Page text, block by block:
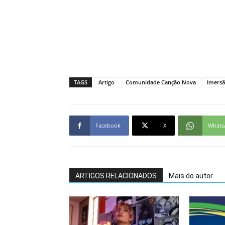
TAGS Artigo Comunidade Canção Nova
Facebook X
ARTIGOS RELACIONADOS Mais do autor